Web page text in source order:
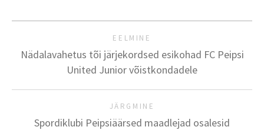
EELMINE
Nädalavahetus tõi järjekordsed esikohad FC Peipsi
United Junior võistkondadele
JÄRGMINE
Spordiklubi Peipsiäärsed maadlejad osalesid